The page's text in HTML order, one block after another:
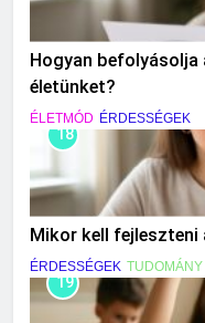
Hogyan
életünket?
ÉLETMÓD ÉRDESSÉGEK
18
Mikor kell
ÉRDESSÉGEK TUDOMÁNY
19